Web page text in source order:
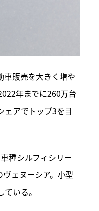
車販売を大きく増や
年までに260万台
ェアでトップ3を目
種シルフィシリー
ェヌーシア。小型
いる。